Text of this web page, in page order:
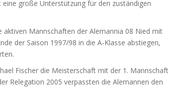
große Unterstützung für den zuständigen
aktiven Mannschaften der Alemannia 08 Nied mit
der Saison 1997/98 in die A-Klasse abstiegen,
Fischer die Meisterschaft mit der 1. Mannschaft
Relegation 2005 verpassten die Alemannen den